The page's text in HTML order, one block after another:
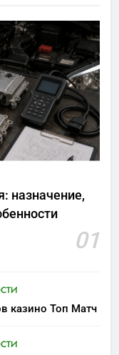
назначение,
01
казино Топ Матч